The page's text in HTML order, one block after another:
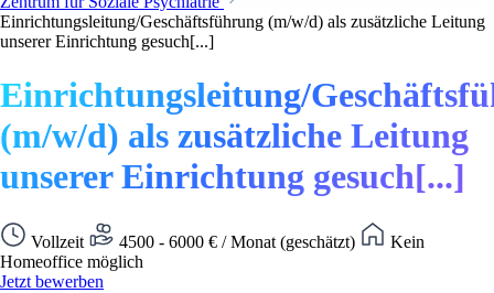
Einrichtungsleitung/Geschäftsführung (m/w/d) als zusätzliche Leitung
unserer Einrichtung gesuch[...]
Einrichtungsleitung/
(m/w/d) als zusätzliche Leitung
unserer Einrichtung gesuch[...]
Vollzeit 4500 - 6000 € / Monat (geschätzt)
Kein
Homeoffice möglich
Jetzt bewerben